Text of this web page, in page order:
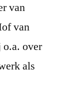
van
van
over
als